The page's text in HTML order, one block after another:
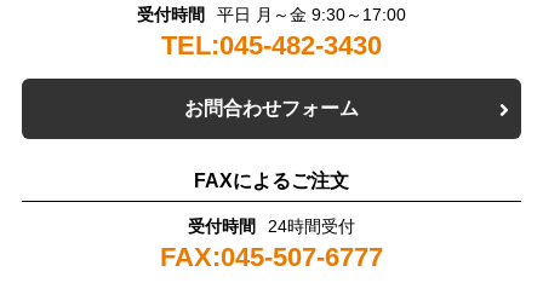
受付時間 平日 月～金 9:30～17:00
TEL:045-482-3430
お問合わせフォーム
FAXによるご注文
受付時間 24時間受付
FAX:045-507-6777